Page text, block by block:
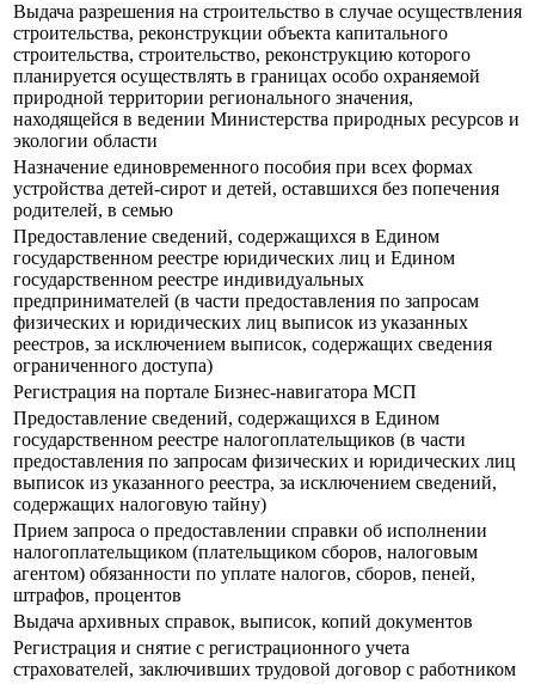
Выдача разрешения на строительство в случае осуществления
строительства, реконструкции объекта капитального
строительства, строительство, реконструкцию которого
планируется осуществлять в границах особо охраняемой
природной территории регионального значения,
находящейся в ведении Министерства природных ресурсов и
экологии области
Назначение единовременного пособия при всех формах
устройства детей-сирот и детей, оставшихся без попечения
родителей, в семью
Предоставление сведений, содержащихся в Едином
государственном реестре юридических лиц и Едином
государственном реестре индивидуальных
предпринимателей (в части предоставления по запросам
физических и юридических лиц выписок из указанных
реестров, за исключением выписок, содержащих сведения
ограниченного доступа)
Регистрация на портале Бизнес-навигатора МСП
Предоставление сведений, содержащихся в Едином
государственном реестре налогоплательщиков (в части
предоставления по запросам физических и юридических лиц
выписок из указанного реестра, за исключением сведений,
содержащих налоговую тайну)
Прием запроса о предоставлении справки об исполнении
налогоплательщиком (плательщиком сборов, налоговым
агентом) обязанности по уплате налогов, сборов, пеней,
штрафов, процентов
Выдача архивных справок, выписок, копий документов
Регистрация и снятие с регистрационного учета
страхователей, заключивших трудовой договор с работником